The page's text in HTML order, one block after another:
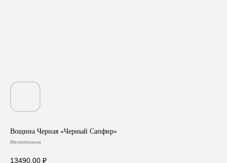
Вощина Черная «Черный Сапфир»
Мелипонини
13490,00 ₽